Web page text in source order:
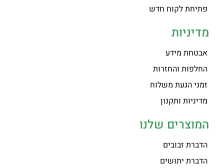
פתיחת לקוח חדש
מדיניות
אבטחת מידע
החלפות והחזרות
זמני הגעת משלוח
מדיניות ותקנון
המוצרים שלנו
הדברת זבובים
הדברת יתושים